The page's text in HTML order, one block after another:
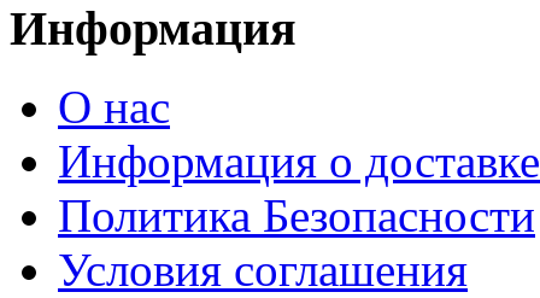
Информация
О нас
Информация о доставке
Политика Безопасности
Условия соглашения